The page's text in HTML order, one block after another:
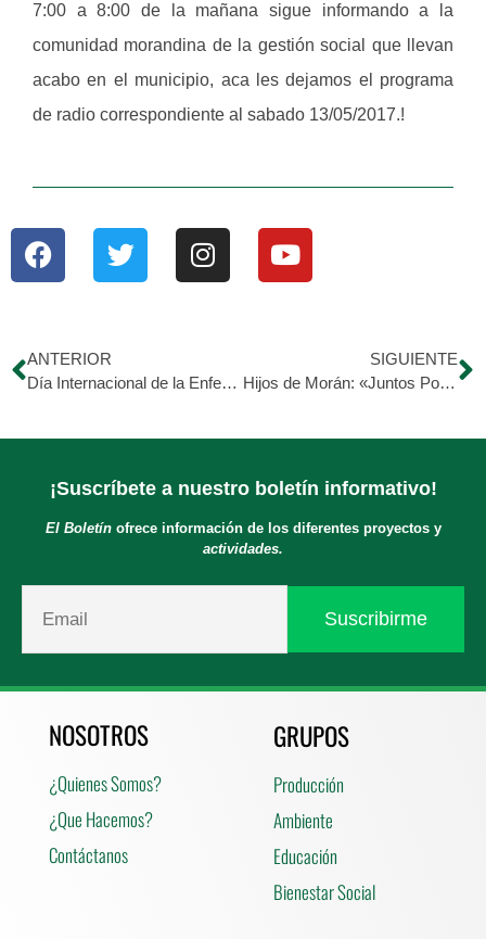
7:00 a 8:00 de la mañana sigue informando a la
comunidad morandina de la gestión social que llevan
acabo en el municipio, aca les dejamos el programa
de radio correspondiente al sabado 13/05/2017.!
ANTERIOR
Día Internacional de la Enfermería
SIGUIENTE
Hijos de Morán: «Juntos Podemos»
¡Suscríbete a nuestro boletín informativo!
El Boletínofrece información de los diferentes proyectos y
actividades.
NOSOTROS
¿Quienes Somos?
¿Que Hacemos?
Contáctanos
GRUPOS
Producción
Ambiente
Educación
Bienestar Social